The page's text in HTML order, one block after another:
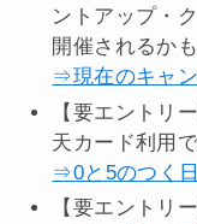
ントアップ・
開催されるかも
⇒現在のキャ
【要エントリ
天カード利用
⇒0と5のつく
【要エントリ